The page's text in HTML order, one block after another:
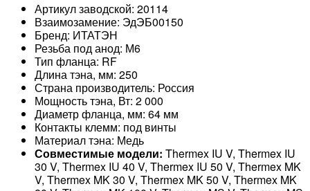
Артикул заводской: 20114
Взаимозамение: ЭдЭБ00150
Бренд: ИТАТЭН
Резьба под анод: М6
Тип фланца: RF
Длина тэна, мм: 250
Страна производитель: Россия
Мощность тэна, Вт: 2 000
Диаметр фланца, мм: 64 мм
Контакты клемм: под винты
Материал тэна: Медь
Совместимые модели: Thermex IU V, Thermex IU
30 V, Thermex IU 40 V, Thermex IU 50 V, Thermex MK
V, Thermex MK 30 V, Thermex MK 50 V, Thermex MK